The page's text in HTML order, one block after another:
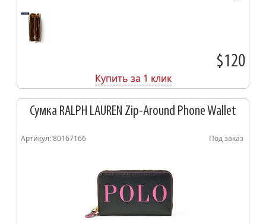
$120
Купить за 1 клик
Сумка RALPH LAUREN Zip-Around Phone Wallet
Артикул: 80167166 Под заказ